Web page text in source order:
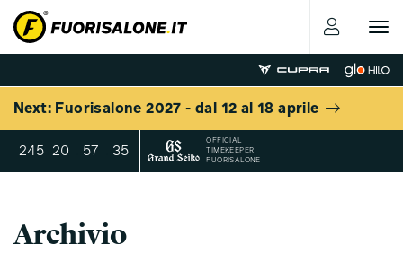
Toggle
Next: Fuorisalone 2027 - dal 12 al 18 aprile
245 20 57 32
OFFICIAL
TIMEKEEPER
FUORISALONE
Archivio